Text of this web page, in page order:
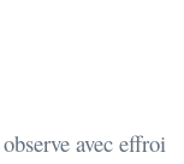
avec effroi